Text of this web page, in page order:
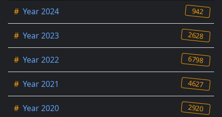
# Year 2024 942
# Year 2023 2628
# Year 2022 6798
# Year 2021 4627
# Year 2020 2920